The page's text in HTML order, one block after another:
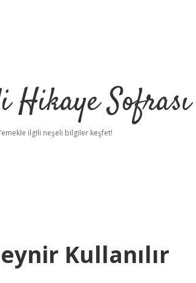
Hikaye Sofrası
ilgili neşeli bilgiler keşfet!
Kullanılır